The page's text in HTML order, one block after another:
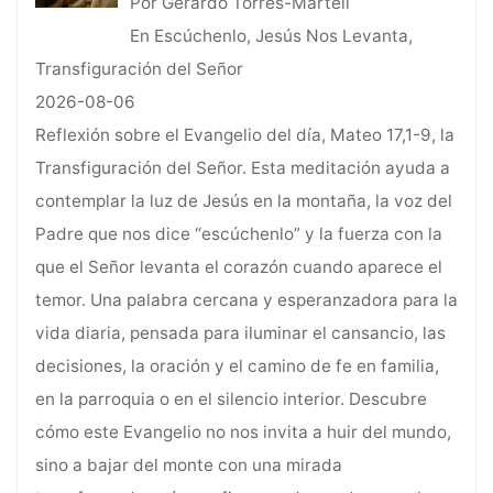
En Escúchenlo, Jesús Nos Levanta,
Transfiguración del Señor
2026-08-06
Reflexión sobre el Evangelio del día, Mateo 17,1-9, la
Transfiguración del Señor. Esta meditación ayuda a
contemplar la luz de Jesús en la montaña, la voz del
Padre que nos dice “escúchenlo” y la fuerza con la
que el Señor levanta el corazón cuando aparece el
temor. Una palabra cercana y esperanzadora para la
vida diaria, pensada para iluminar el cansancio, las
decisiones, la oración y el camino de fe en familia,
en la parroquia o en el silencio interior. Descubre
cómo este Evangelio no nos invita a huir del mundo,
sino a bajar del monte con una mirada